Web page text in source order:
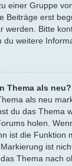
einer Gruppe
Beiträge erst
werden. Bitte
du weitere
Thema als neu?
als neu
du das Thema
holen.
ist die Funktion
ist
Thema nach